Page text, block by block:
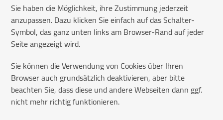
Sie haben die Möglichkeit, ihre Zustimmung jederzeit
anzupassen. Dazu klicken Sie einfach auf das Schalter-
Symbol, das ganz unten links am Browser-Rand auf jeder
Seite angezeigt wird.
Sie können die Verwendung von Cookies über Ihren
Browser auch grundsätzlich deaktivieren, aber bitte
beachten Sie, dass diese und andere Webseiten dann ggf.
nicht mehr richtig funktionieren.